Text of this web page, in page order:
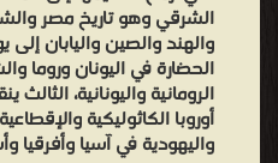
الشرقي وهو تاريخ مصر
والهند والصين واليابان إلى
الحضارة في اليونان وروما
الرومانية واليونانية،
أوروبا الكاثوليكية
واليهودية في آسيا وأفرقيا